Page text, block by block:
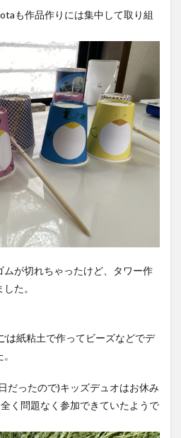
も作品作りには集中して取り組
ムが切れちゃったけど、タワー作
た。
は紙粘土で作ってビーズなどでデ
だったので)キッズデュオはお休み
く問題なく参加できていたようで